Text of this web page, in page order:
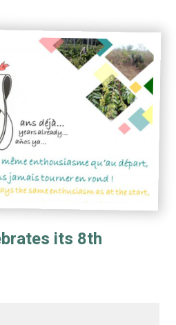
its 8th